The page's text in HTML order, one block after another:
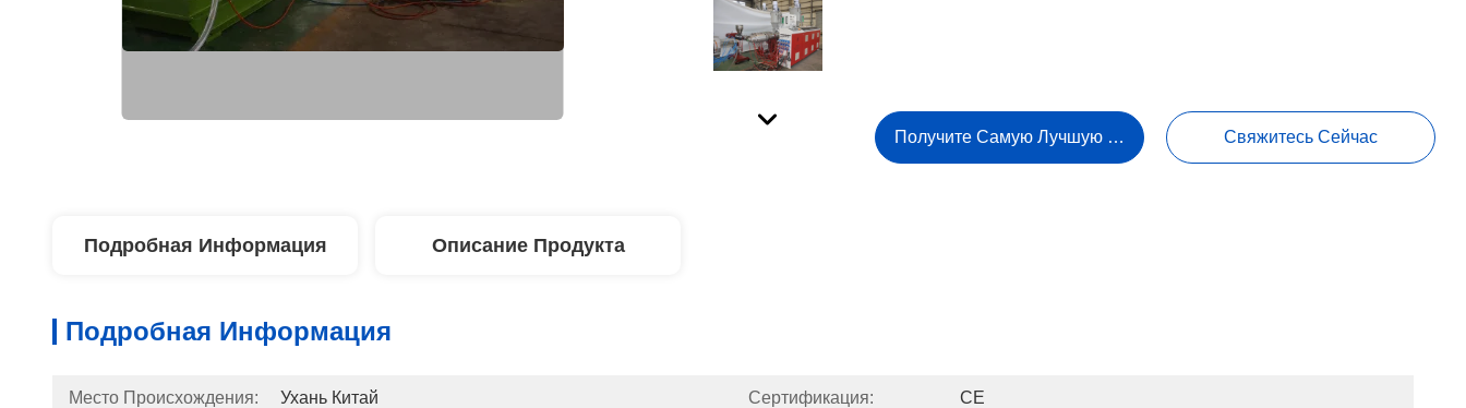
Получите Самую Лучшую Цену Свяжитесь Сейчас
Подробная Информация Описание Продукта
Подробная Информация
Место Происхождения: Ухань Китай Сертификация: CE